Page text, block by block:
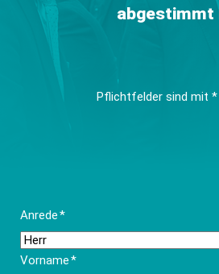
abgestimmt
Pflichtfelder sind mit
Pflichtfeld
Anrede*
Pflichtfeld
Vorname*